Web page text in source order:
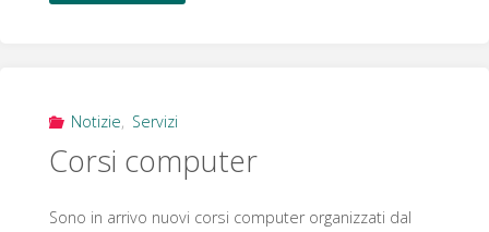
cinema"
Notizie, Servizi
Corsi computer
Sono in arrivo nuovi corsi computer organizzati dal